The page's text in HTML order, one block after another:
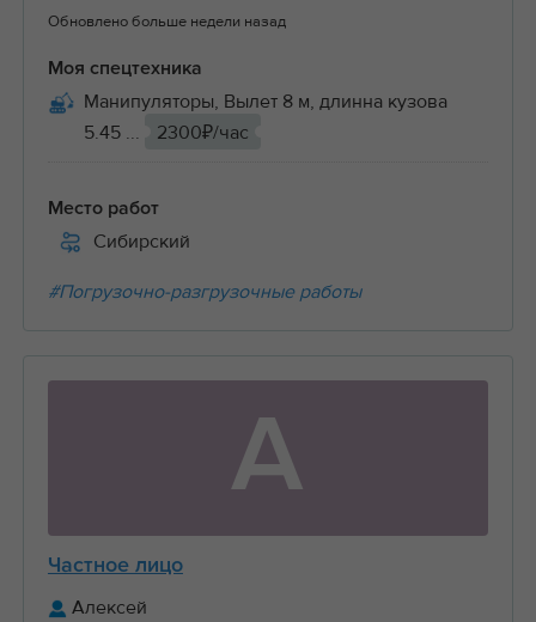
Обновлено больше недели назад
Моя спецтехника
Манипуляторы, Вылет 8 м, длинна кузова
5.45 ...
2300₽/час
Место работ
Сибирский
#Погрузочно-разгрузочные работы
А
Частное лицо
Алексей